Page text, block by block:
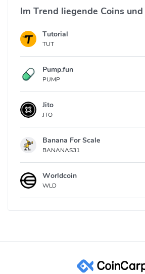
Im Trend liegende Coins und
Tutorial
TUT
Pump.fun
PUMP
Jito
JTO
Banana For Scale
BANANAS31
Worldcoin
WLD